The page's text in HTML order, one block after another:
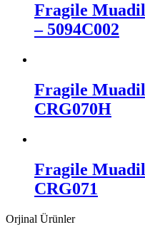
Fragile
– 5094C002
Fragile Muadil
CRG070H
Fragile
CRG071
Orjinal Ürünler